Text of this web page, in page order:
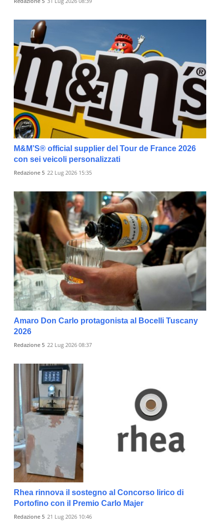
M&M’S® official supplier del Tour de France 2026
con sei veicoli personalizzati
Redazione 5 22 Lug 2026 15:35
Amaro Don Carlo protagonista al Bocelli Tuscany
2026
Redazione 5 22 Lug 2026 08:37
Rhea rinnova il sostegno al Concorso lirico di
Portofino con il Premio Carlo Majer
Redazione 5 21 Lug 2026 10:46